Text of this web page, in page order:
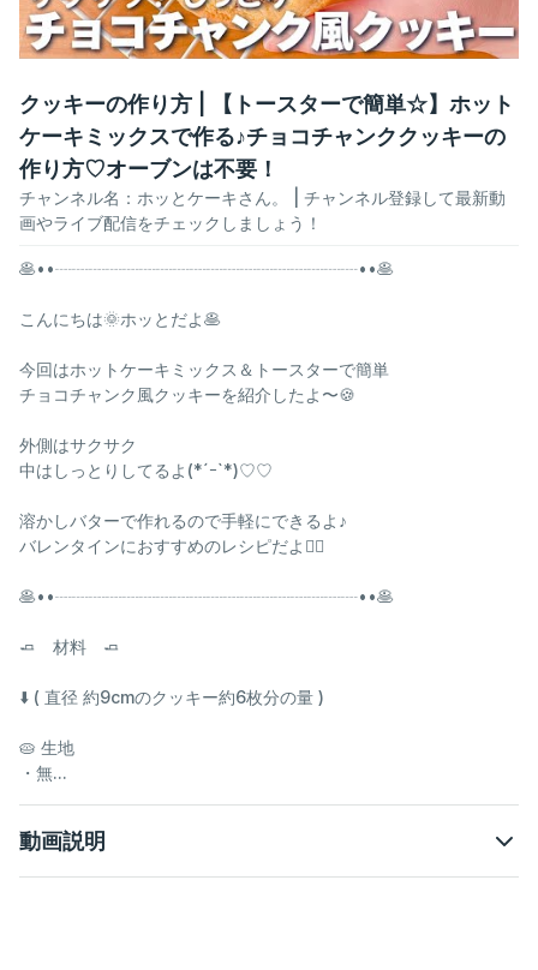
クッキーの作り方 | 【トースターで簡単☆】ホット
ケーキミックスで作る♪チョコチャンククッキーの
作り方♡オーブンは不要！
チャンネル名： ホッとケーキさん。
| チャンネル登録して最新動
画やライブ配信をチェックしましょう！
🥞••┈┈┈┈┈┈┈┈┈┈┈┈┈┈┈┈┈┈••🥞
こんにちは🌞ホッとだよ🥞
今回はホットケーキミックス＆トースターで簡単
チョコチャンク風クッキーを紹介したよ〜🍪
外側はサクサク
中はしっとりしてるよ(*´ｰ`*)♡♡
溶かしバターで作れるので手軽にできるよ♪
バレンタインにおすすめのレシピだよ❤️‍🔥
🥞••┈┈┈┈┈┈┈┈┈┈┈┈┈┈┈┈┈┈••🥞
🧈 材料 🧈
⬇️ ( 直径 約9cmのクッキー約6枚分の量 )
🥧 生地
・無...
動画説明